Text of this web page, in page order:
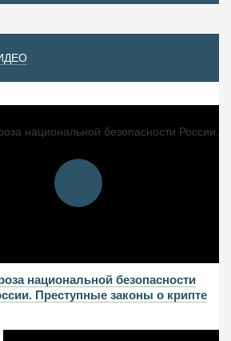
национальной безопасности
Преступные законы о крипте